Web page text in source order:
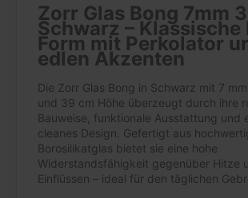
Zorr Glas Bong 7mm
Schwarz – Klassische
Form mit Perkolator
edlen Akzenten
Die Zorr Glas Bong in Schwarz mit 7
und 39 cm Höhe überzeugt durch ihre
Bauweise, funktionale Ausstattung und
cleanes Design. Gefertigt aus
Borosilikatglas bietet sie eine hohe
Widerstandsfähigkeit gegenüber Hitze
Einflüssen – ideal für den täglichen